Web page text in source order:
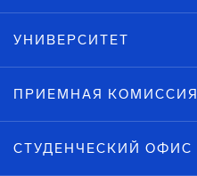
УНИВЕРСИТЕТ
ПРИЕМНАЯ КОМИССИЯ
СТУДЕНЧЕСКИЙ ОФИС